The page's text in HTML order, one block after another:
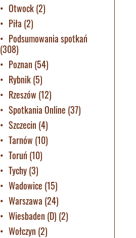
Otwock(2)
Piła (2)
Podsumowania spotkań
(308)
Poznan (54)
Rybnik(5)
Rzeszów (12)
Spotkania Online (37)
Szczecin (4)
Tarnów (10)
Toruń (10)
Tychy(3)
Wadowice (15)
Warszawa (24)
Wiesbaden (D) (2)
Wołczyn (2)